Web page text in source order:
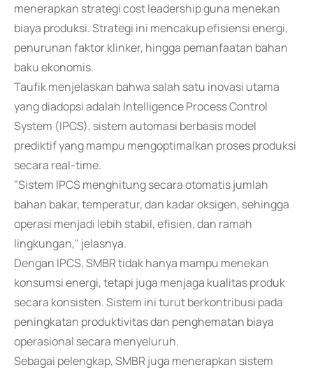
menerapkan strategi cost leadership guna menekan
biaya produksi. Strategi ini mencakup efisiensi energi,
penurunan faktor klinker, hingga pemanfaatan bahan
baku ekonomis.
Taufik menjelaskan bahwa salah satu inovasi utama
yang diadopsi adalah Intelligence Process Control
System (IPCS), sistem automasi berbasis model
prediktif yang mampu mengoptimalkan proses produksi
secara real-time.
"Sistem IPCS menghitung secara otomatis jumlah
bahan bakar, temperatur, dan kadar oksigen, sehingga
operasi menjadi lebih stabil, efisien, dan ramah
lingkungan," jelasnya.
Dengan IPCS, SMBR tidak hanya mampu menekan
konsumsi energi, tetapi juga menjaga kualitas produk
secara konsisten. Sistem ini turut berkontribusi pada
peningkatan produktivitas dan penghematan biaya
operasional secara menyeluruh.
Sebagai pelengkap, SMBR juga menerapkan sistem